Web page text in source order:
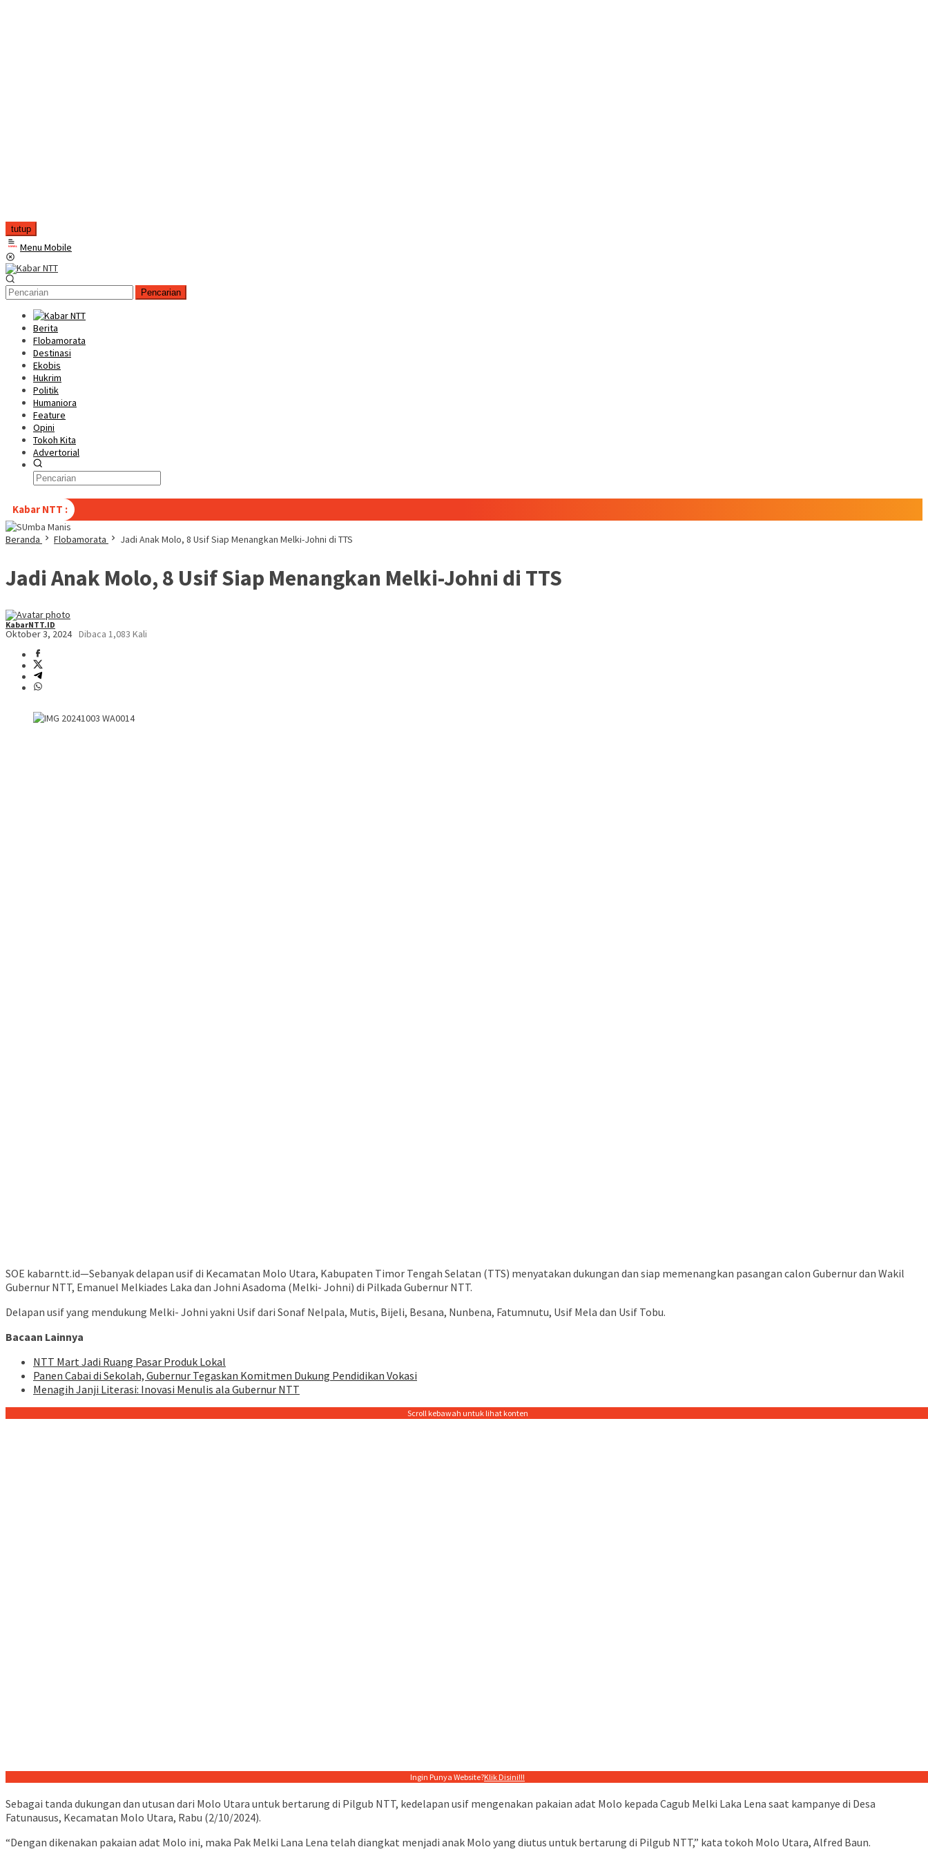
tutup
Menu Mobile
Pencarian
Berita
Flobamorata
Destinasi
Ekobis
Hukrim
Politik
Humaniora
Feature
Opini
Tokoh Kita
Advertorial
Kabar NTT :
Beranda Flobamorata Jadi Anak Molo, 8 Usif Siap Menangkan Melki-Johni di TTS
Jadi Anak Molo, 8 Usif Siap Menangkan Melki-Johni di TTS
KabarNTT.ID
Oktober 3, 2024 Dibaca 1,083 Kali
SOE kabarntt.id—Sebanyak delapan usif di Kecamatan Molo Utara, Kabupaten Timor Tengah Selatan (TTS) menyatakan dukungan dan siap memenangkan pasangan calon Gubernur dan Wakil
Gubernur NTT, Emanuel Melkiades Laka dan Johni Asadoma (Melki- Johni) di Pilkada Gubernur NTT.
Delapan usif yang mendukung Melki- Johni yakni Usif dari Sonaf Nelpala, Mutis, Bijeli, Besana, Nunbena, Fatumnutu, Usif Mela dan Usif Tobu.
Bacaan Lainnya
NTT Mart Jadi Ruang Pasar Produk Lokal
Panen Cabai di Sekolah, Gubernur Tegaskan Komitmen Dukung Pendidikan Vokasi
Menagih Janji Literasi: Inovasi Menulis ala Gubernur NTT
Scroll kebawah untuk lihat konten
Ingin Punya Website?Klik Disini!!!
Sebagai tanda dukungan dan utusan dari Molo Utara untuk bertarung di Pilgub NTT, kedelapan usif mengenakan pakaian adat Molo kepada Cagub Melki Laka Lena saat kampanye di Desa
Fatunausus, Kecamatan Molo Utara, Rabu (2/10/2024).
“Dengan dikenakan pakaian adat Molo ini, maka Pak Melki Lana Lena telah diangkat menjadi anak Molo yang diutus untuk bertarung di Pilgub NTT,” kata tokoh Molo Utara, Alfred Baun.